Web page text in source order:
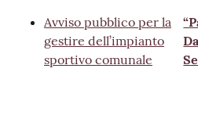
Avviso pubblico per la
gestire dell’impianto
sportivo comunale